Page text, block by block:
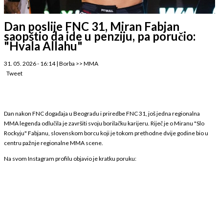
Dan poslije FNC 31, Miran Fabjan
saopštio da ide u penziju, pa poručio:
"Hvala Allahu"
31. 05. 2026 - 16:14| Borba >> MMA
Tweet
Dan nakon FNC događaja u Beogradu i priredbe FNC 31, još jedna regionalna
MMA legenda odlučila je završiti svoju borilačku karijeru. Riječ je o Miranu "Slo
Rockyju" Fabjanu, slovenskom borcu koji je tokom prethodne dvije godine bio u
centru pažnje regionalne MMA scene.
Na svom Instagram profilu objavio je kratku poruku: